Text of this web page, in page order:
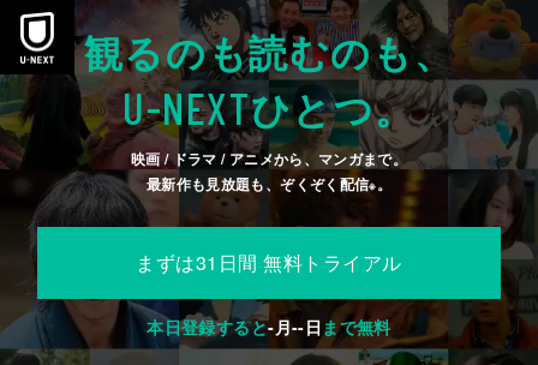
本文へスキップ
観るのも読むのも、
U-NEXTひとつ。
映画 / ドラマ / アニメから、マンガまで。
最新作も見放題も、ぞくぞく配信※。
まずは31日間 無料トライアル
本日登録すると-月--日まで無料